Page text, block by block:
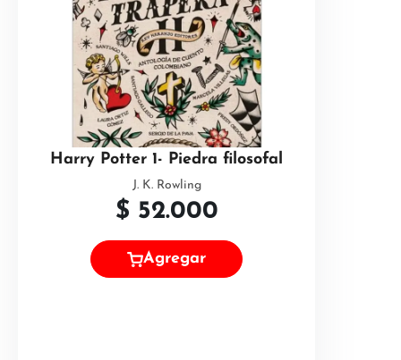
Harry Potter 1- Piedra filosofal
J. K. Rowling
$ 52.000
Agregar